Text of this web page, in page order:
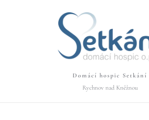
Domácí hospic Setkání
Rychnov nad Kněžnou